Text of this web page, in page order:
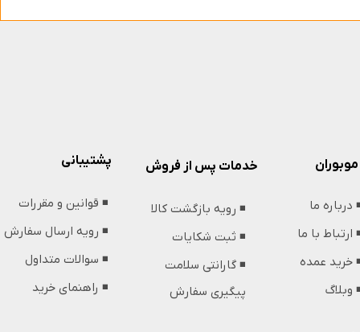
پشتیبانی
◾️ قوانین و مقررات
◾️ رویه ارسال سفارش
◾️ سوالات متداول
◾️ راهنمای خرید
موبوران
درباره ما
ارتباط با ما
خرید عمده
وبلاگ
خدمات پس از فروش
◾️ رویه بازگشت کالا
◾️ ثبت شکایات
◾️ گارانتی سلامت
پیگیری سفارش